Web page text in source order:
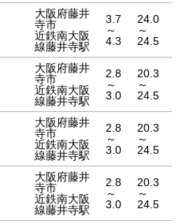
大阪府藤井
寺市
近鉄南大阪
線藤井寺駅
3.7
～
4.3
24.0
～
24.5
大阪府藤井
寺市
近鉄南大阪
線藤井寺駅
2.8
～
3.0
20.3
～
24.5
大阪府藤井
寺市
近鉄南大阪
線藤井寺駅
2.8
～
3.0
20.3
～
24.5
大阪府藤井
寺市
近鉄南大阪
線藤井寺駅
2.8
～
3.0
20.3
～
24.5